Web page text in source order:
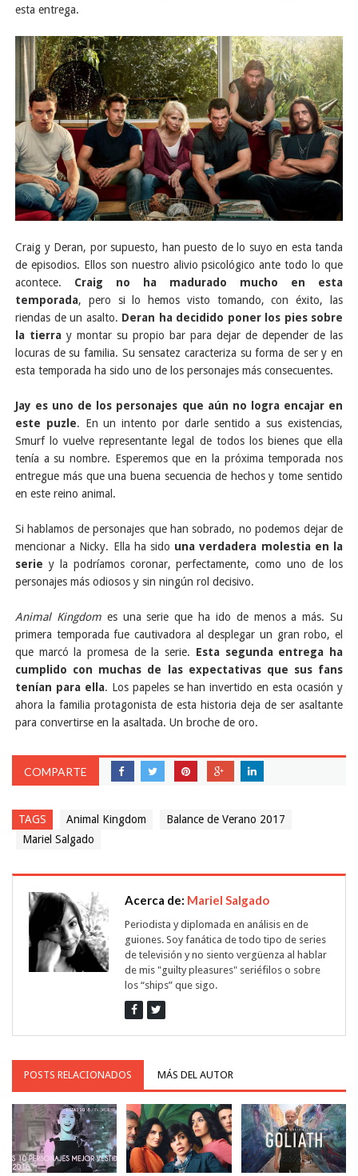
esta entrega.
Craig y Deran, por supuesto, han puesto de lo suyo en esta tanda
de episodios. Ellos son nuestro alivio psicológico ante todo lo que
acontece. Craig no ha madurado mucho en esta
temporada, pero si lo hemos visto tomando, con éxito, las
riendas de un asalto. Deran ha decidido poner los pies sobre
la tierra y montar su propio bar para dejar de depender de las
locuras de su familia. Su sensatez caracteriza su forma de ser y en
esta temporada ha sido uno de los personajes más consecuentes.
Jay es uno de los personajes que aún no logra encajar en
este puzle. En un intento por darle sentido a sus existencias,
Smurf lo vuelve representante legal de todos los bienes que ella
tenía a su nombre. Esperemos que en la próxima temporada nos
entregue más que una buena secuencia de hechos y tome sentido
en este reino animal.
Si hablamos de personajes que han sobrado, no podemos dejar de
mencionar a Nicky. Ella ha sido una verdadera molestia en la
serie y la podríamos coronar, perfectamente, como uno de los
personajes más odiosos y sin ningún rol decisivo.
Animal Kingdomes una serie que ha ido de menos a más. Su
primera temporada fue cautivadora al desplegar un gran robo, el
que marcó la promesa de la serie. Esta segunda entrega ha
cumplido con muchas de las expectativas que sus fans
tenían para ella. Los papeles se han invertido en esta ocasión y
ahora la familia protagonista de esta historia deja de ser asaltante
para convertirse en la asaltada. Un broche de oro.
COMPARTE
TAGS Animal Kingdom
Balance de Verano 2017
Mariel Salgado
Acerca de: Mariel Salgado
Periodista y diplomada en análisis en de
guiones. Soy fanática de todo tipo de series
de televisión y no siento vergüenza al hablar
de mis "guilty pleasures" seriéfilos o sobre
los “ships” que sigo.
POSTS RELACIONADOS MÁS DEL AUTOR